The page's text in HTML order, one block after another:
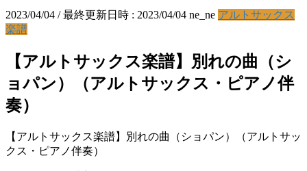
2023/04/04 / 最終更新日時 : 2023/04/04 ne_ne アルトサックス
楽譜
【アルトサックス楽譜】別れの曲（シ
ョパン）（アルトサックス・ピアノ伴
奏）
【アルトサックス楽譜】別れの曲（ショパン）（アルトサッ
クス・ピアノ伴奏）